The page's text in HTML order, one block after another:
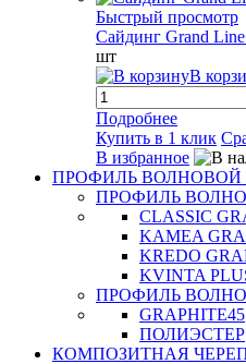
Быстрый просмотр
Сайдинг Grand
шт
В
Подробнее
Купить в 1 клик
В избранное
ПРОФИЛЬ ВОЛНОВОЙ
ПРОФИЛЬ
CLASSIC
KAMEA
KREDO
KVINTA
ПРОФИЛЬ
GRAPHITE45
ПОЛИЭСТЕР
КОМПОЗИТНАЯ